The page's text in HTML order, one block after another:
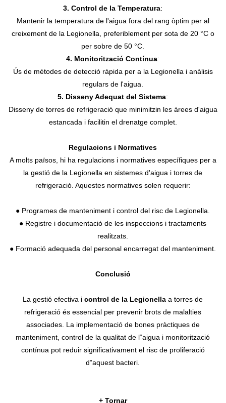
3. Control de la Temperatura:
Mantenir la temperatura de l'aigua fora del rang òptim per al
creixement de la Legionella, preferiblement per sota de 20 °C o
per sobre de 50 °C.
4. Monitorització Contínua:
Ús de mètodes de detecció ràpida per a la Legionella i anàlisis
regulars de l'aigua.
5. Disseny Adequat del Sistema:
Disseny de torres de refrigeració que minimitzin les àrees d'aigua
estancada i facilitin el drenatge complet.
Regulacions i Normatives
A molts països, hi ha regulacions i normatives específiques per a
la gestió de la Legionella en sistemes d'aigua i torres de
refrigeració. Aquestes normatives solen requerir:
● Programes de manteniment i control del risc de Legionella.
● Registre i documentació de les inspeccions i tractaments
realitzats.
● Formació adequada del personal encarregat del manteniment.
Conclusió
La gestió efectiva icontrol de la Legionella a torres de
refrigeració és essencial per prevenir brots de malalties
associades. La implementació de bones pràctiques de
manteniment, control de la qualitat de l‟aigua i monitorització
contínua pot reduir significativament el risc de proliferació
d‟aquest bacteri.
+ Tornar